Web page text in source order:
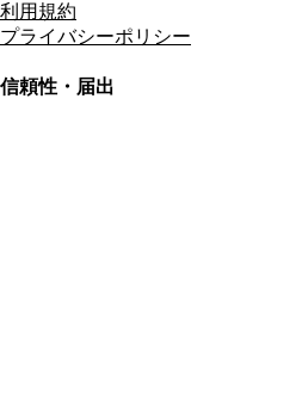
利用規約
プライバシーポリシー
信頼性・届出